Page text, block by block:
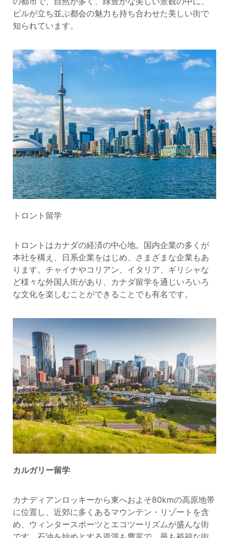
ビルが立ち並ぶ都会の魅力も持ち合わせた美しい街で
知られています。
トロント留学
トロントはカナダの経済の中心地。国内企業の多くが
本社を構え、日系企業をはじめ、さまざまな企業もあ
ります。チャイナやコリアン、イタリア、ギリシャな
ど様々な外国人街があり、カナダ留学を通じいろいろ
な文化を楽しむことができることでも有名です。
カルガリー留学
カナディアンロッキーから東へおよそ80kmの高原地帯
に位置し、近郊に多くあるマウンテン・リゾートを含
め、ウィンタースポーツとエコツーリズムが盛んな街